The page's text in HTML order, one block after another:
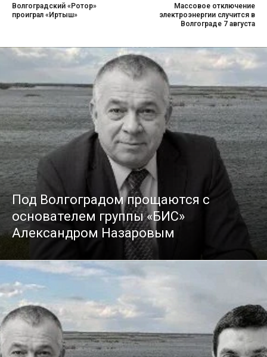
Волгоградский «Ротор»
проиграл «Иртыш»
Массовое отключение
электроэнергии случится в
Волгограде 7 августа
Под Волгоградом прощаются с
основателем группы «БИС»
Александром Назаровым